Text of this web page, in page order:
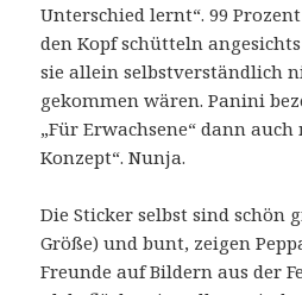
Unterschied lernt“. 99
den Kopf schütteln
sie allein selbstverständlich
gekommen wären. Panini
„Für Erwachsene“ dann auch
Konzept“. Nunja.
Die Sticker selbst sind schön
Größe) und bunt, zeigen
Freunde auf Bildern aus der